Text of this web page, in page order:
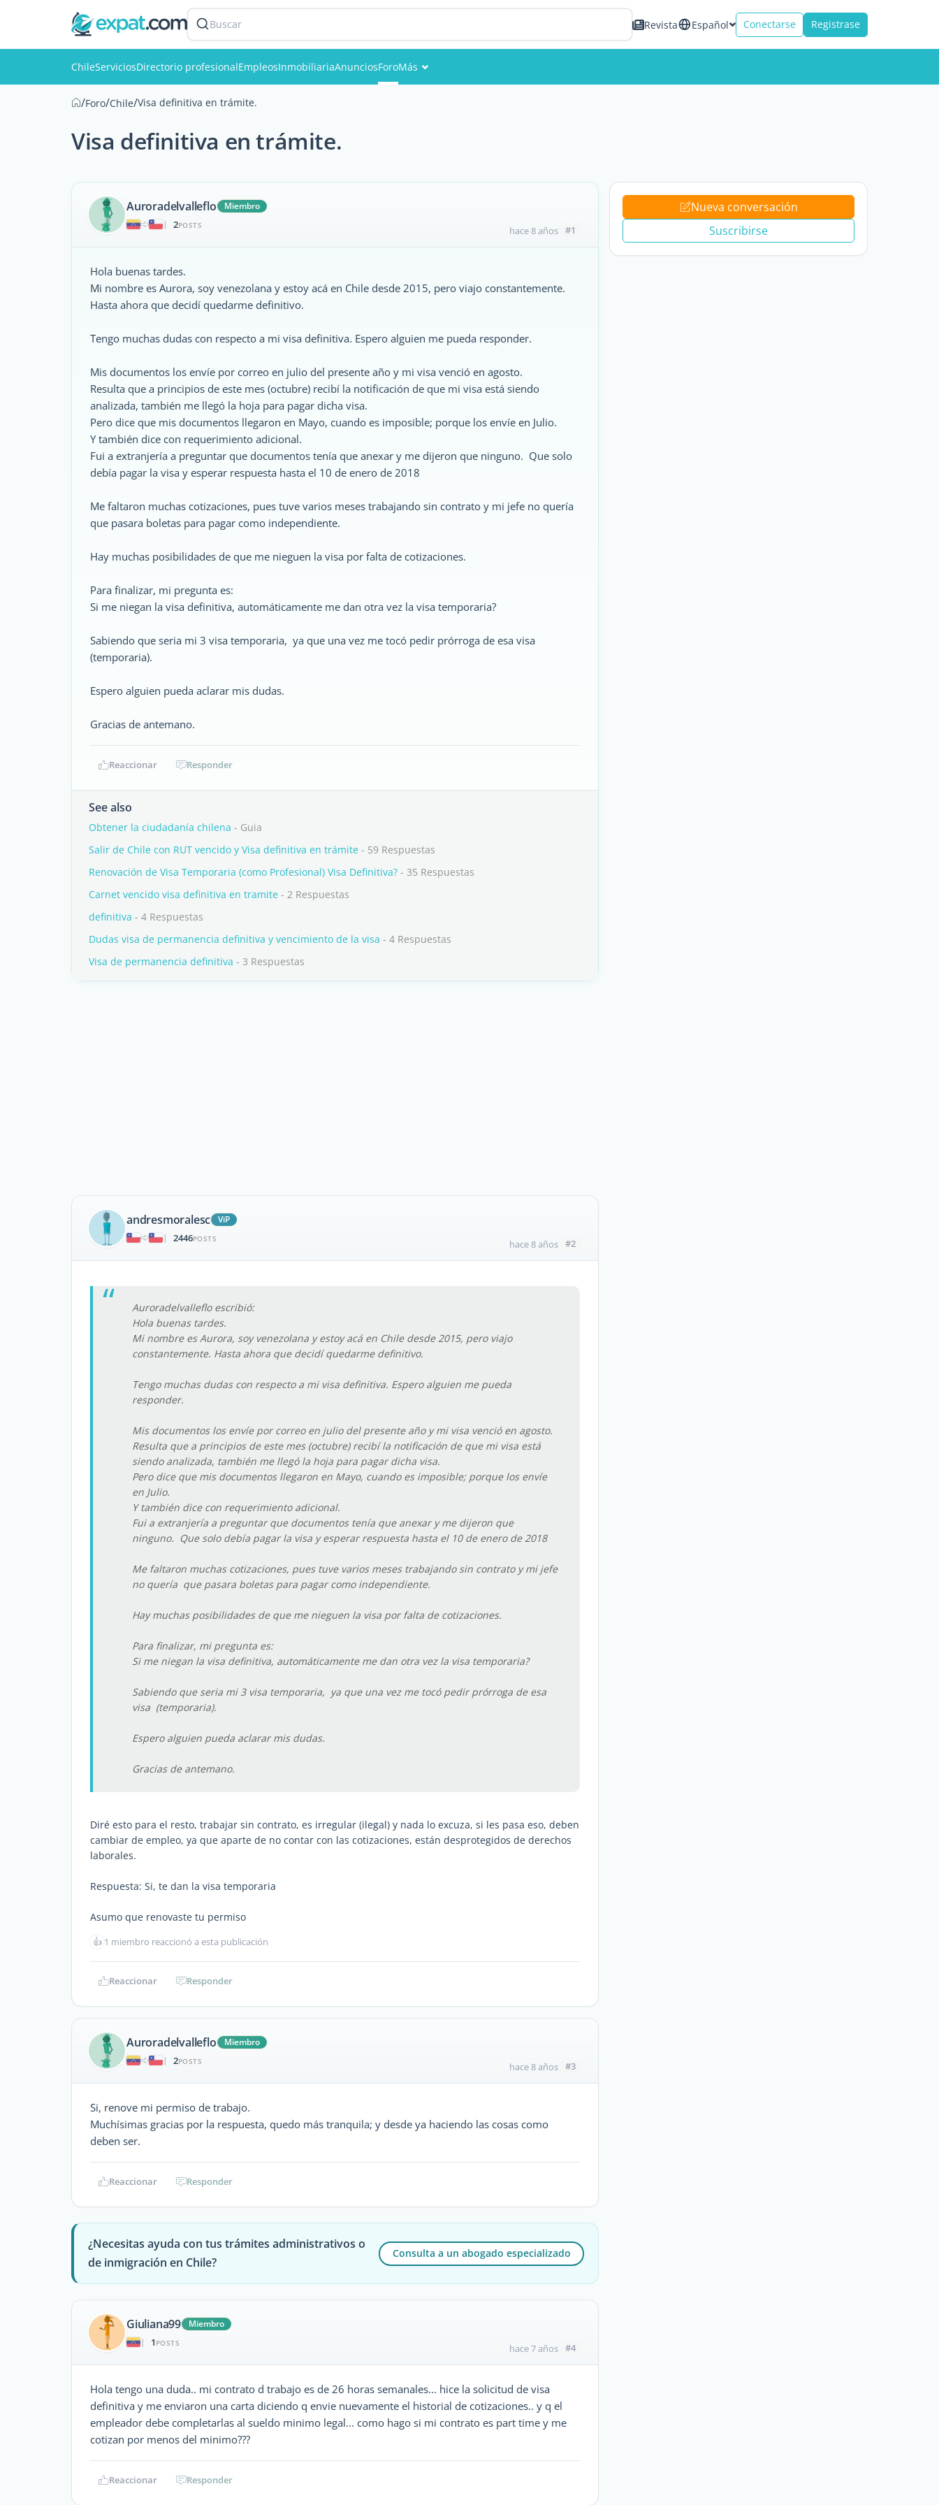
Buscar Revista Español Conectarse Registrase
ChileServiciosDirectorio profesionalEmpleosInmobiliariaAnunciosForoMás
/Foro/Chile/Visa definitiva en trámite.
Visa definitiva en trámite.
Auroradelvalleflo
Miembro
|
2POSTS hace 8 años #1
Hola buenas tardes.
Mi nombre es Aurora, soy venezolana y estoy acá en Chile desde 2015, pero viajo constantemente.
Hasta ahora que decidí quedarme definitivo.
Tengo muchas dudas con respecto a mi visa definitiva. Espero alguien me pueda responder.
Mis documentos los envíe por correo en julio del presente año y mi visa venció en agosto.
Resulta que a principios de este mes (octubre) recibí la notificación de que mi visa está siendo
analizada, también me llegó la hoja para pagar dicha visa.
Pero dice que mis documentos llegaron en Mayo, cuando es imposible; porque los envíe en Julio.
Y también dice con requerimiento adicional.
Fui a extranjería a preguntar que documentos tenía que anexar y me dijeron que ninguno. Que solo
debía pagar la visa y esperar respuesta hasta el 10 de enero de 2018
Me faltaron muchas cotizaciones, pues tuve varios meses trabajando sin contrato y mi jefe no quería
que pasara boletas para pagar como independiente.
Hay muchas posibilidades de que me nieguen la visa por falta de cotizaciones.
Para finalizar, mi pregunta es:
Si me niegan la visa definitiva, automáticamente me dan otra vez la visa temporaria?
Sabiendo que seria mi 3 visa temporaria, ya que una vez me tocó pedir prórroga de esa visa
(temporaria).
Espero alguien pueda aclarar mis dudas.
Gracias de antemano.
Reaccionar Responder
See also
Obtener la ciudadanía chilena - Guia
Salir de Chile con RUT vencido y Visa definitiva en trámite - 59 Respuestas
Renovación de Visa Temporaria (como Profesional) Visa Definitiva? - 35 Respuestas
Carnet vencido visa definitiva en tramite - 2 Respuestas
definitiva - 4 Respuestas
Dudas visa de permanencia definitiva y vencimiento de la visa - 4 Respuestas
Visa de permanencia definitiva - 3 Respuestas
andresmoralesc
ViP
|
2446POSTS hace 8 años #2
Auroradelvalleflo escribió:
Hola buenas tardes.
Mi nombre es Aurora, soy venezolana y estoy acá en Chile desde 2015, pero viajo
constantemente. Hasta ahora que decidí quedarme definitivo.
Tengo muchas dudas con respecto a mi visa definitiva. Espero alguien me pueda
responder.
Mis documentos los envíe por correo en julio del presente año y mi visa venció en agosto.
Resulta que a principios de este mes (octubre) recibí la notificación de que mi visa está
siendo analizada, también me llegó la hoja para pagar dicha visa.
Pero dice que mis documentos llegaron en Mayo, cuando es imposible; porque los envíe
en Julio.
Y también dice con requerimiento adicional.
Fui a extranjería a preguntar que documentos tenía que anexar y me dijeron que
ninguno. Que solo debía pagar la visa y esperar respuesta hasta el 10 de enero de 2018
Me faltaron muchas cotizaciones, pues tuve varios meses trabajando sin contrato y mi jefe
no quería que pasara boletas para pagar como independiente.
Hay muchas posibilidades de que me nieguen la visa por falta de cotizaciones.
Para finalizar, mi pregunta es:
Si me niegan la visa definitiva, automáticamente me dan otra vez la visa temporaria?
Sabiendo que seria mi 3 visa temporaria, ya que una vez me tocó pedir prórroga de esa
visa (temporaria).
Espero alguien pueda aclarar mis dudas.
Gracias de antemano.
Diré esto para el resto, trabajar sin contrato, es irregular (ilegal) y nada lo excuza, si les pasa eso, deben
cambiar de empleo, ya que aparte de no contar con las cotizaciones, están desprotegidos de derechos
laborales.
Respuesta: Si, te dan la visa temporaria
Asumo que renovaste tu permiso
👍 1 miembro reaccionó a esta publicación
Reaccionar Responder
Auroradelvalleflo
Miembro
|
2POSTS hace 8 años #3
Si, renove mi permiso de trabajo.
Muchísimas gracias por la respuesta, quedo más tranquila; y desde ya haciendo las cosas como
deben ser.
Reaccionar Responder
¿Necesitas ayuda con tus trámites administrativos o
de inmigración en Chile?
Consulta a un abogado especializado
Giuliana99
Miembro
|
1 POSTS hace 7 años #4
Hola tengo una duda.. mi contrato d trabajo es de 26 horas semanales... hice la solicitud de visa
definitiva y me enviaron una carta diciendo q envie nuevamente el historial de cotizaciones.. y q el
empleador debe completarlas al sueldo minimo legal... como hago si mi contrato es part time y me
cotizan por menos del minimo???
Reaccionar Responder
Nueva conversación
Suscribirse